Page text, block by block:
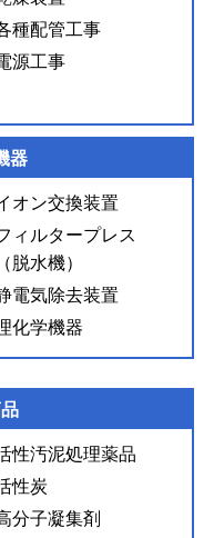
種配管工事
源工事
器
オン交換装置
ィルタープレス
（脱水機）
電気除去装置
化学機器
性汚泥処理薬品
性炭
分子凝集剤